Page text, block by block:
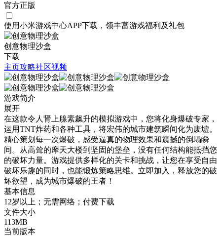
官方正版
使用小米游戏中心APP下载 ，领丰富游戏福利 及礼包
创意物理沙盒
下载
主页攻略社区视频
游戏简介
展开
在这款令人肾上腺素飙升的模拟游戏中，您将化身爆破专家，
运用TNT炸药和各种工具，将宏伟的城市建筑瞬间化为废墟。
精心策划每一次爆破，感受逼真的物理效果和震撼的倒塌瞬
间。从高耸的摩天大楼到坚固的堡垒，没有任何结构能抵挡您
的破坏力量。游戏提供多样化的关卡和挑战，让您在享受自由
破坏乐趣的同时，也能锻炼策略思维。立即加入，释放您的破
坏欲望，成为城市爆破的王者！
基本信息
12岁以上；无需网络；付费下载
文件大小
113MB
当前版本